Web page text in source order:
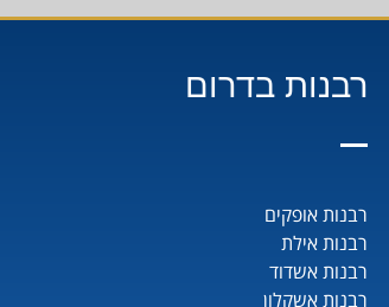
רבנות בדרום
רבנות אופקים
רבנות אילת
רבנות אשדוד
רבנות אשקלון